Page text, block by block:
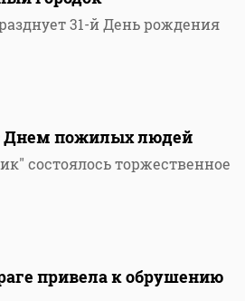
31-й День рождения
Днем пожилых людей
состоялось торжественное
привела к обрушению